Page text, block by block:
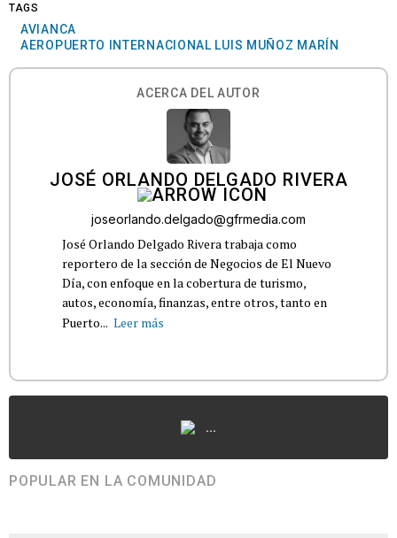
TAGS
AVIANCA
AEROPUERTO INTERNACIONAL LUIS MUÑOZ MARÍN
ACERCA DEL AUTOR
JOSÉ ORLANDO DELGADO RIVERA
joseorlando.delgado@gfrmedia.com
José Orlando Delgado Rivera trabaja como
reportero de la sección de Negocios de El Nuevo
Día, con enfoque en la cobertura de turismo,
autos, economía, finanzas, entre otros, tanto en
Puerto... Leer más
...
POPULAR EN LA COMUNIDAD